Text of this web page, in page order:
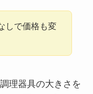
しで価格も変
理器具の大きさを